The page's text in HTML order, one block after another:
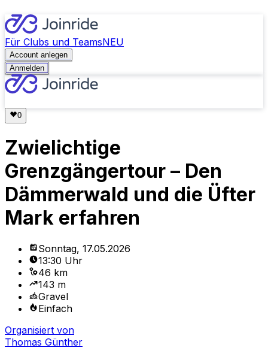
Für Clubs und TeamsNEU
Account anlegen
Anmelden
Zwielichtige
Grenzgängertour – Den
Dämmerwald und die Üfter
Mark erfahren
Sonntag, 17.05.2026
13:30 Uhr
46 km
143 m
Gravel
Einfach
Organisiert von
Thomas Günther